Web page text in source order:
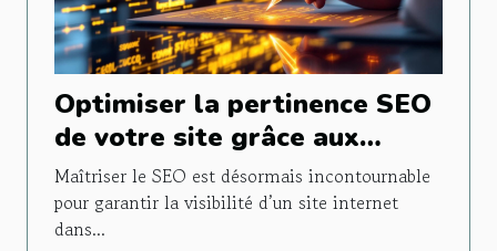
Optimiser la pertinence SEO
de votre site grâce aux
outils d'IA pour rédacteurs
Maîtriser le SEO est désormais incontournable
pour garantir la visibilité d’un site internet
dans...